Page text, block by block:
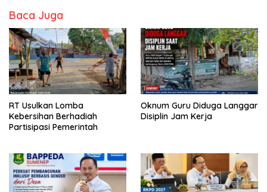
Baca Juga
RT Usulkan Lomba
Kebersihan Berhadiah
Partisipasi Pemerintah
Oknum Guru Diduga Langgar
Disiplin Jam Kerja